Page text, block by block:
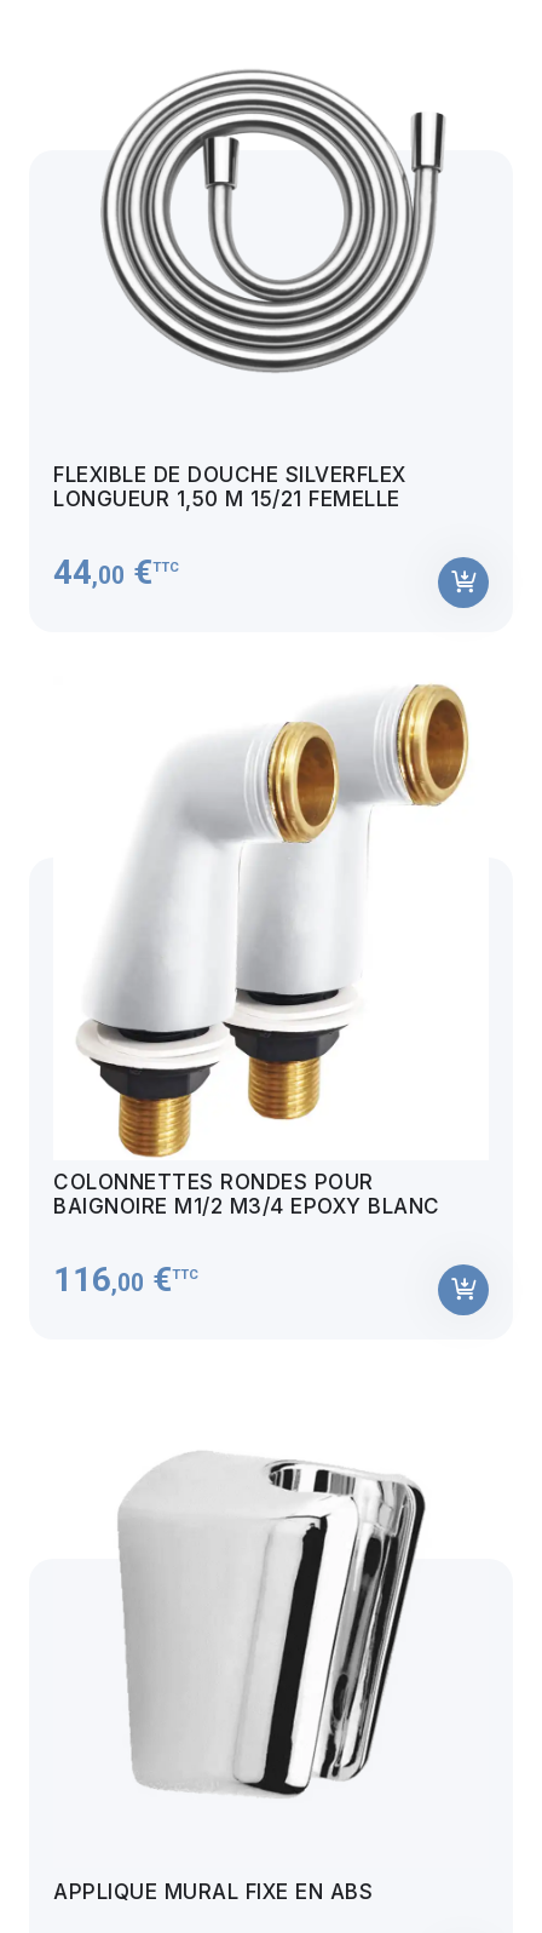
FLEXIBLE DE DOUCHE SILVERFLEX
LONGUEUR 1,50 M 15/21 FEMELLE
44,00 €TTC
COLONNETTES RONDES POUR
BAIGNOIRE M1/2 M3/4 EPOXY BLANC
116,00 €TTC
APPLIQUE MURAL FIXE EN ABS